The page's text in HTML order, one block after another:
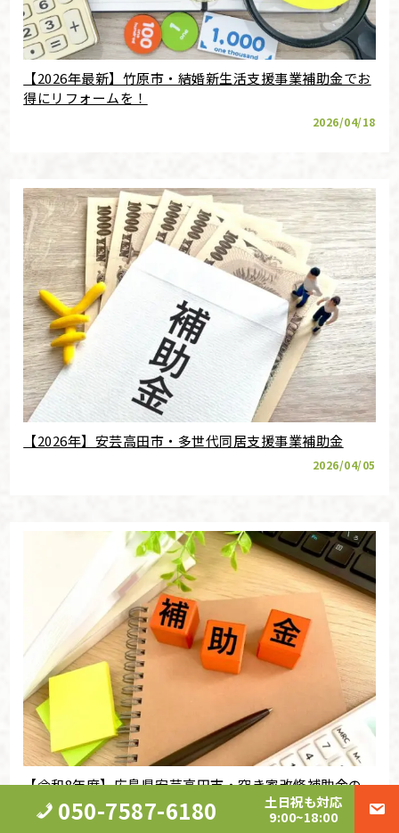
【2026年最新】竹原市・結婚新生活支援事業補助金でお
得にリフォームを！
2026/04/18
【2026年】安芸高田市・多世代同居支援事業補助金
2026/04/05
【令和8年度】広島県安芸高田市・空き家改修補助金の
条件や金額は？
050-7587-6180
土日祝も対応
9:00~18:00